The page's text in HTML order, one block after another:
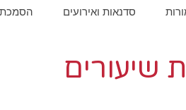
סדנאות ואירועים הסמכת
שיעורים